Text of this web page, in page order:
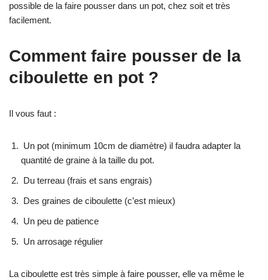
possible de la faire pousser dans un pot, chez soit et très
facilement.
Comment faire pousser de la
ciboulette en pot ?
Il vous faut :
Un pot (minimum 10cm de diamètre) il faudra adapter la
quantité de graine à la taille du pot.
Du terreau (frais et sans engrais)
Des graines de ciboulette (c’est mieux)
Un peu de patience
Un arrosage régulier
La ciboulette est très simple à faire pousser, elle va même le